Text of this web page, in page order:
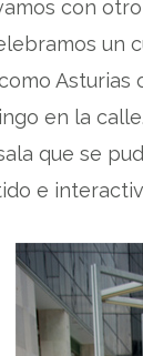
con
un
Asturias
en la
que se
e